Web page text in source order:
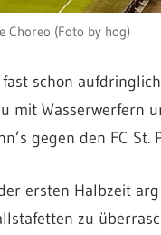
Choreo (Foto by hog)
schon
mit Wasserwerfern
gegen den FC St.
ersten Halbzeit
zu